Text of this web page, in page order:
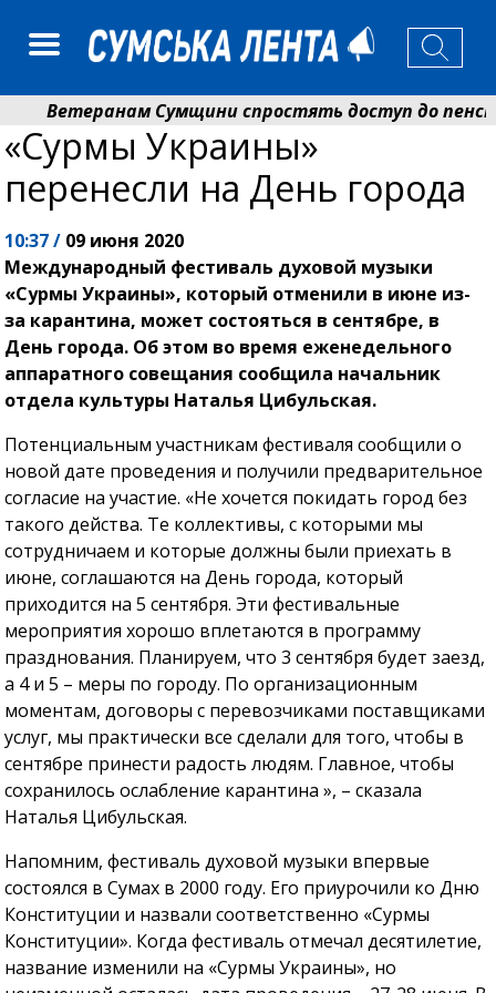
Ветеранам Сумщини спростять доступ до пенсій
Романько розширює програму відпочинку дітей із
«Сурмы Украины»
перенесли на День города
10:37 / 09 июня 2020
Международный фестиваль духовой музыки
«Сурмы Украины», который отменили в июне из-
за карантина, может состояться в сентябре, в
День города. Об этом во время еженедельного
аппаратного совещания сообщила начальник
отдела культуры Наталья Цибульская.
Потенциальным участникам фестиваля сообщили о
новой дате проведения и получили предварительное
согласие на участие. «Не хочется покидать город без
такого действа. Те коллективы, с которыми мы
сотрудничаем и которые должны были приехать в
июне, соглашаются на День города, который
приходится на 5 сентября. Эти фестивальные
мероприятия хорошо вплетаются в программу
празднования. Планируем, что 3 сентября будет заезд,
а 4 и 5 – меры по городу. По организационным
моментам, договоры с перевозчиками поставщиками
услуг, мы практически все сделали для того, чтобы в
сентябре принести радость людям. Главное, чтобы
сохранилось ослабление карантина », – сказала
Наталья Цибульская.
Напомним, фестиваль духовой музыки впервые
состоялся в Сумах в 2000 году. Его приурочили ко Дню
Конституции и назвали соответственно «Сурмы
Конституции». Когда фестиваль отмечал десятилетие,
название изменили на «Сурмы Украины», но